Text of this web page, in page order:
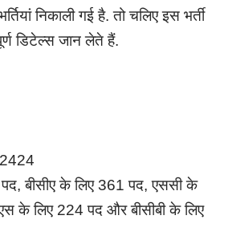
निकाली गई है. तो चलिए इस भर्ती
डिटेल्स जान लेते हैं.
बीसीए के लिए 361 पद, एससी के
के लिए 224 पद और बीसीबी के लिए